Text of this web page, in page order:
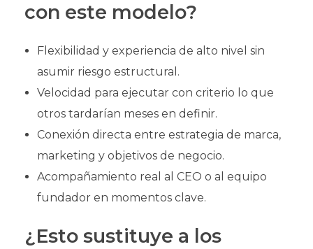
con este modelo?
Flexibilidad y experiencia de alto nivel sin
asumir riesgo estructural.
Velocidad para ejecutar con criterio lo que
otros tardarían meses en definir.
Conexión directa entre estrategia de marca,
marketing y objetivos de negocio.
Acompañamiento real al CEO o al equipo
fundador en momentos clave.
¿Esto sustituye a los